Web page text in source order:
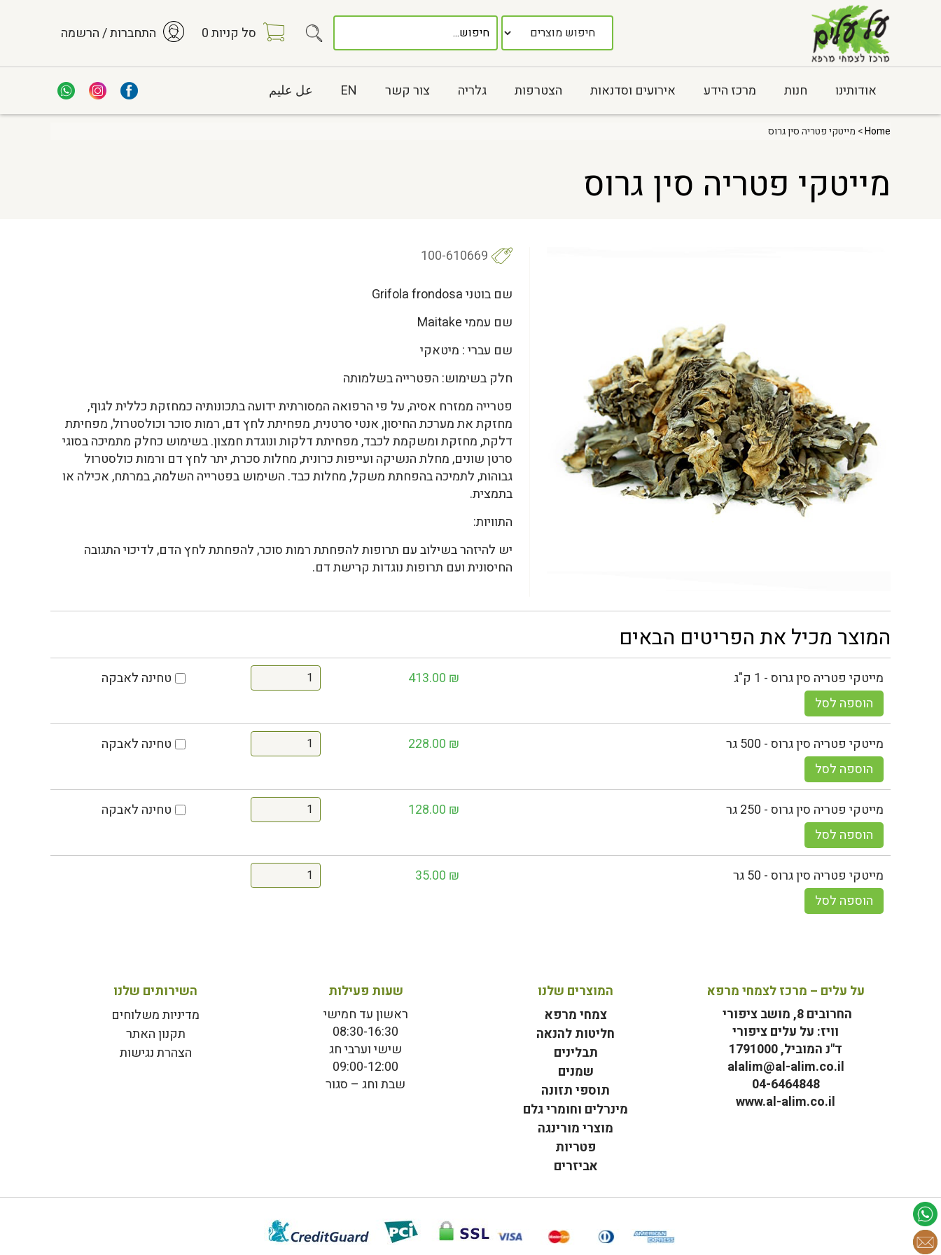
סל קניות0 התחברות / הרשמה
אודותינו חנות מרכז הידע אירועים וסדנאות הצטרפות גלריה צור קשר EN عل عليم
Home> מייטקי פטריה סין גרוס
מייטקי פטריה סין גרוס
100-610669
שם בוטני Grifola frondosa
שם עממי Maitake
שם עברי : מיטאקי
חלק בשימוש: הפטרייה בשלמותה
פטרייה ממזרח אסיה, על פי הרפואה המסורתית ידועה בתכונותיה כמחזקת כללית לגוף,
מחזקת את מערכת החיסון, אנטי סרטנית, מפחיתת לחץ דם, רמות סוכר וכולסטרול, מפחיתת
דלקת, מחזקת ומשקמת לכבד, מפחיתת דלקות ונוגדת חמצון. בשימוש כחלק מתמיכה בסוגי
סרטן שונים, מחלת הנשיקה ועייפות כרונית, מחלות סכרת, יתר לחץ דם ורמות כולסטרול
גבוהות, לתמיכה בהפחתת משקל, מחלות כבד. השימוש בפטרייה השלמה, במרתח, אכילה או
בתמצית.
התוויות:
יש להיזהר בשילוב עם תרופות להפחתת רמות סוכר, להפחתת לחץ הדם, לדיכוי התגובה
החיסונית ועם תרופות נוגדות קרישת דם.
המוצר מכיל את הפריטים הבאים
מייטקי פטריה סין גרוס - 1 ק"ג 413.00 ₪
טחינה לאבקה
הוספה לסל
מייטקי פטריה סין גרוס - 500 גר 228.00 ₪
טחינה לאבקה
הוספה לסל
מייטקי פטריה סין גרוס - 250 גר 128.00 ₪
טחינה לאבקה
הוספה לסל
מייטקי פטריה סין גרוס - 50 גר 35.00 ₪
הוספה לסל
על עלים – מרכז לצמחי מרפא
החרובים 8, מושב ציפורי
וויז: על עלים ציפורי
ד"נ המוביל, 1791000
alalim@al-alim.co.il
04-6464848
www.al-alim.co.il
המוצרים שלנו
צמחי מרפא
חליטות להנאה
תבלינים
שמנים
תוספי תזונה
מינרלים וחומרי גלם
מוצרי מורינגה
פטריות
אביזרים
שעות פעילות
ראשון עד חמישי
08:30-16:30
שישי וערבי חג
09:00-12:00
שבת וחג – סגור
השירותים שלנו
מדיניות משלוחים
תקנון האתר
הצהרת נגישות